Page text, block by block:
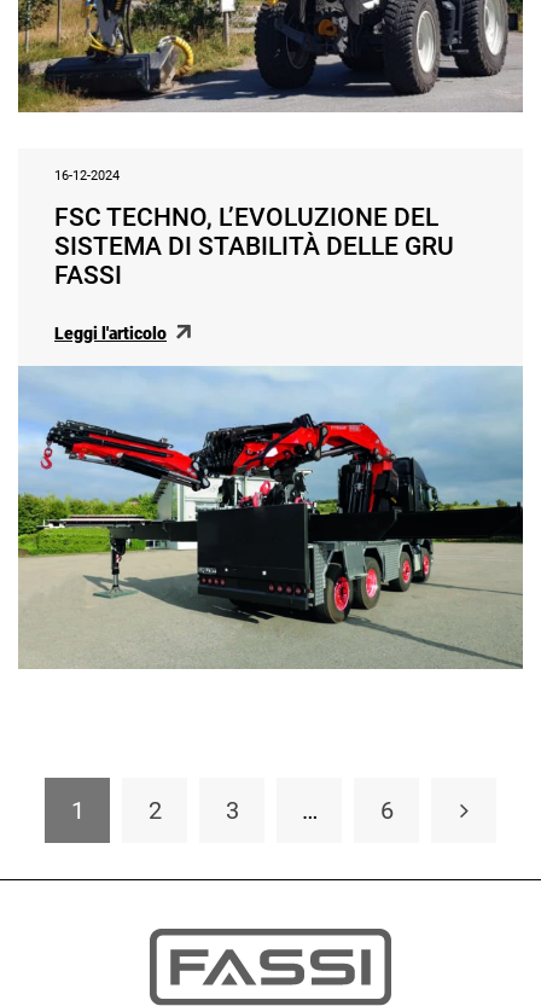
16-12-2024
FSC TECHNO, L’EVOLUZIONE DEL
SISTEMA DI STABILITÀ DELLE GRU
FASSI
Leggi l'articolo
1 2 3 … 6